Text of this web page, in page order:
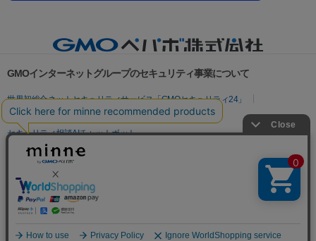
GMOインターネットグループのセキュリティ事業について
世界初総合ネットセキュリティサービス「GMOセキュリティ24」
パスワード漏洩診断
Webサイトリスク診断
セキュリティ相談AIチャットボット
実在証明・盗聴対策
サイバー攻撃対策（GMO Flatt Security）
セキュリティ事業の軌跡